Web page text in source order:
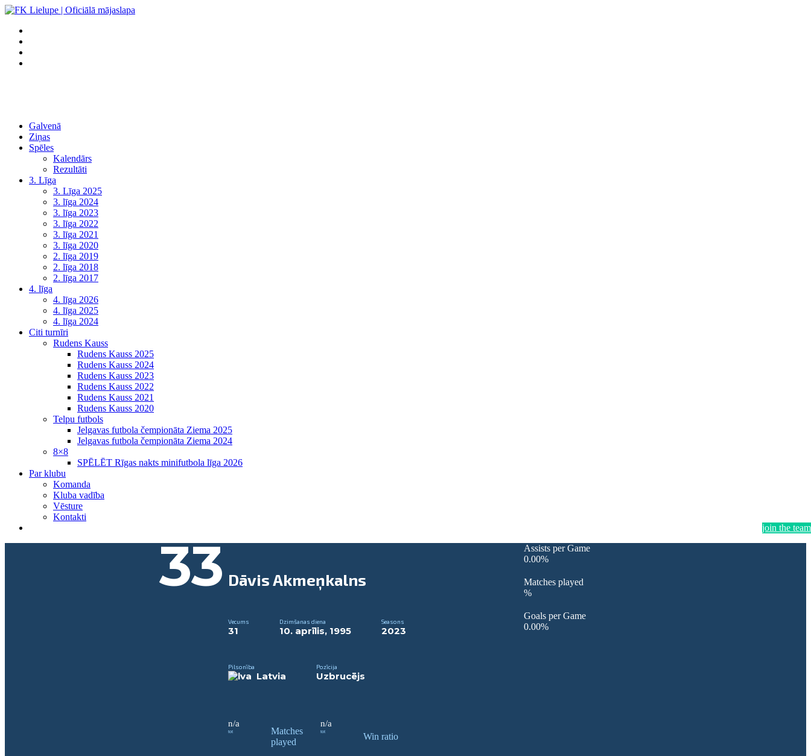
Galvenā
Ziņas
Spēles
Kalendārs
Rezultāti
3. Līga
3. Līga 2025
3. līga 2024
3. līga 2023
3. līga 2022
3. līga 2021
3. līga 2020
2. līga 2019
2. līga 2018
2. līga 2017
4. līga
4. līga 2026
4. līga 2025
4. līga 2024
Citi turnīri
Rudens Kauss
Rudens Kauss 2025
Rudens Kauss 2024
Rudens Kauss 2023
Rudens Kauss 2022
Rudens Kauss 2021
Rudens Kauss 2020
Telpu futbols
Jelgavas futbola čempionāta Ziema 2025
Jelgavas futbola čempionāta Ziema 2024
8×8
SPĒLĒT Rīgas nakts minifutbola līga 2026
Par klubu
Komanda
Kluba vadība
Vēsture
Kontakti
join the team
33 Dāvis Akmeņkalns
Vecums
31
Dzimšanas diena
10. aprīlis, 1995
Seasons
2023
Pilsonība
Latvia
Pozīcija
Uzbrucējs
n/a
tot
Matches
played
n/a
tot Win ratio
Assists per Game
0.00%
Matches played
%
Goals per Game
0.00%